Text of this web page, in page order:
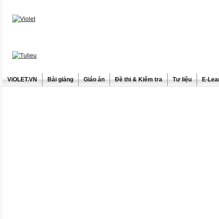
ViOLET.VN Bài giảng Giáo án Đề thi & Kiểm tra Tư liệu E-